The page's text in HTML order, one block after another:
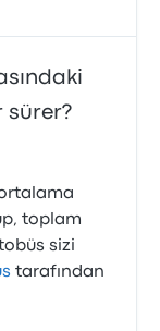
sürer?
toplam
sizi
tarafından